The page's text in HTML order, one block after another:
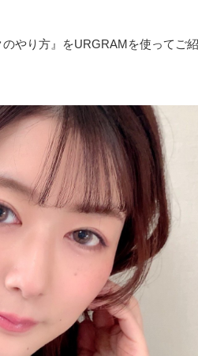
やり方』をURGRAMを使って